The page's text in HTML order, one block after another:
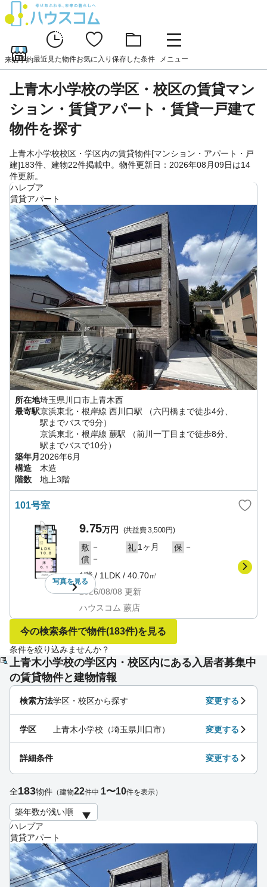
来店予約最近見た物件お気に入り 保存した条件 メニュー
上青木小学校の学区・校区の賃貸マン
ション・賃貸アパート・賃貸一戸建て
物件を探す
上青木小学校校区・学区内の賃貸物件[マンション・アパート・戸
建]183件、建物22件掲載中。物件更新日：2026年08月09日は14
件更新。
ハレプア
賃貸アパート
所在地埼玉県 川口市 上青木西
最寄駅京浜東北・根岸線 西川口駅
（六円橋まで徒歩4分、
駅までバスで9分）
京浜東北・根岸線 蕨駅
（前川一丁目まで徒歩8分、
駅までバスで10分）
築年月 2026年6月
構造
木造
階数
地上3階
101号室
写真を見る
9.75万円 (共益費3,500円)
敷 － 礼 1ヶ月 保 －
償 －
1階/ 1LDK / 40.70㎡
2026/08/08 更新
ハウスコム 蕨店
今の検索条件で物件(183件)を見る
条件を絞り込みませんか？
上青木小学校の学区内・校区内にある入居者募集中
の賃貸物件と建物情報
ハレプア
賃貸アパート
検索方法学区・校区から探す 変更する
学区 上青木小学校（埼玉県川口市） 変更する
詳細条件 変更する
全183物件 （建物22件中 1〜10件を表示）